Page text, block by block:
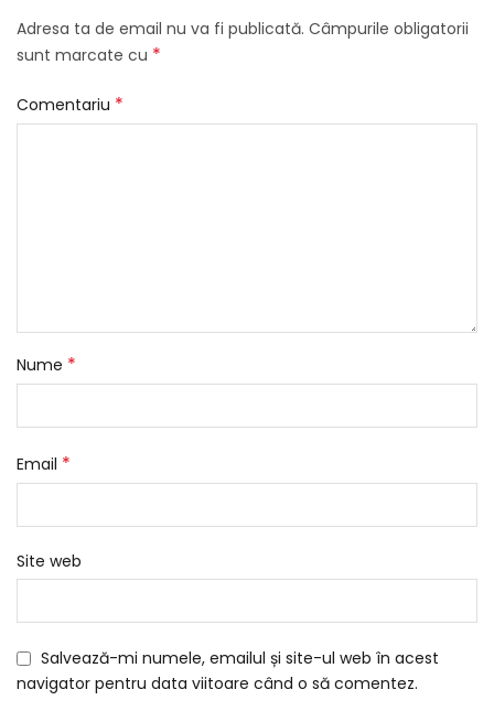
Adresa ta de email nu va fi publicată. Câmpurile obligatorii
sunt marcate cu *
Comentariu *
Nume *
Email *
Site web
Salvează-mi numele, emailul și site-ul web în acest
navigator pentru data viitoare când o să comentez.